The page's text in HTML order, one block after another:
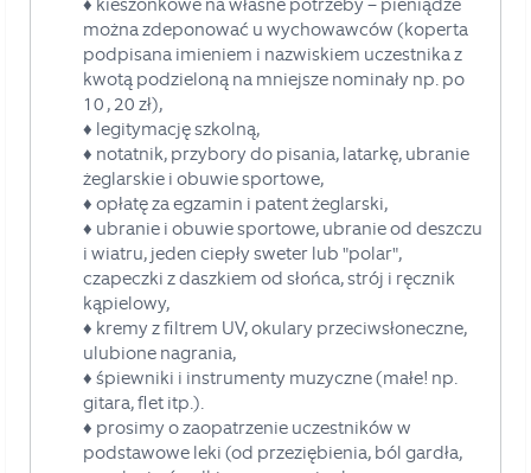
można zdeponować u wychowawców (koperta
podpisana imieniem i nazwiskiem uczestnika z
kwotą podzieloną na mniejsze nominały np. po
10 , 20 zł),
♦ legitymację szkolną,
♦ notatnik, przybory do pisania, latarkę, ubranie
żeglarskie i obuwie sportowe,
♦ opłatę za egzamin i patent żeglarski,
♦ ubranie i obuwie sportowe, ubranie od deszczu
i wiatru, jeden ciepły sweter lub "polar",
czapeczki z daszkiem od słońca, strój i ręcznik
kąpielowy,
♦ kremy z filtrem UV, okulary przeciwsłoneczne,
ulubione nagrania,
♦ śpiewniki i instrumenty muzyczne (małe! np.
gitara, flet itp.).
♦ prosimy o zaopatrzenie uczestników w
podstawowe leki (od przeziębienia, ból gardła,